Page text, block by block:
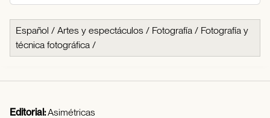
Español / Artes y espectáculos / Fotografía / Fotografía y
técnica fotográfica /
Editorial:Asimétricas